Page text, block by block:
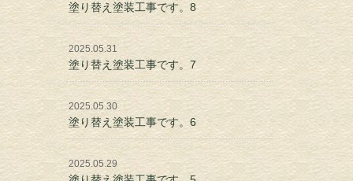
塗り替え塗装工事です。8
2025.05.31
塗り替え塗装工事です。7
2025.05.30
塗り替え塗装工事です。6
2025.05.29